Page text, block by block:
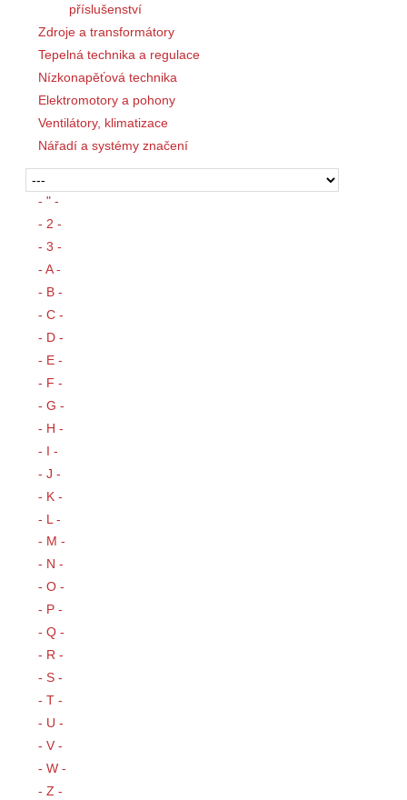
příslušenství
Zdroje a transformátory
Tepelná technika a regulace
Nízkonapěťová technika
Elektromotory a pohony
Ventilátory, klimatizace
Nářadí a systémy značení
- " -
- 2 -
- 3 -
- A -
- B -
- C -
- D -
- E -
- F -
- G -
- H -
- I -
- J -
- K -
- L -
- M -
- N -
- O -
- P -
- Q -
- R -
- S -
- T -
- U -
- V -
- W -
- Z -